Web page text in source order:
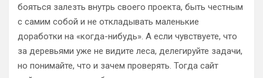
бояться залезть внутрь своего проекта, быть честным
с самим собой и не откладывать маленькие
доработки на «когда-нибудь». А если чувствуете, что
за деревьями уже не видите леса, делегируйте задачи,
но понимайте, что и зачем проверять. Тогда сайт